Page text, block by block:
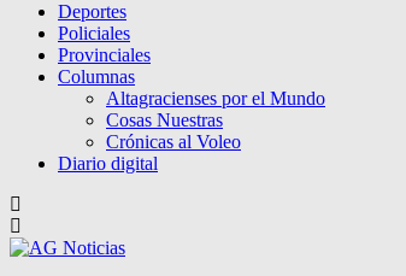
Deportes
Policiales
Provinciales
Columnas
Altagracienses por el Mundo
Cosas Nuestras
Crónicas al Voleo
Diario digital